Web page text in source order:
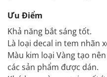
Ưu Điểm
Khả năng bắt sáng tốt.
Là loại decal in tem nhãn
Màu kim loại Vàng tạo
các sản phẩm được dán.